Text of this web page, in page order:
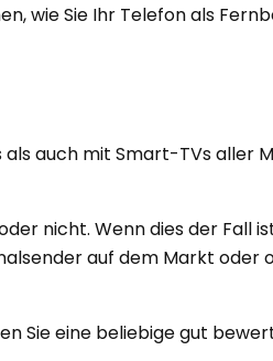
wie Sie Ihr Telefon als
auch mit Smart-TVs aller
nicht. Wenn dies der Fall
auf dem Markt oder
Sie eine beliebige gut